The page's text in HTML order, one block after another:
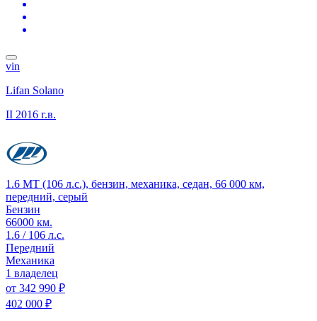
vin
Lifan Solano
II 2016 г.в.
1.6 MT (106 л.с.), бензин, механика, седан, 66 000 км,
передний, серый
Бензин
66000 км.
1.6 / 106 л.с.
Передний
Механика
1 владелец
от 342 990 ₽
402 000 ₽